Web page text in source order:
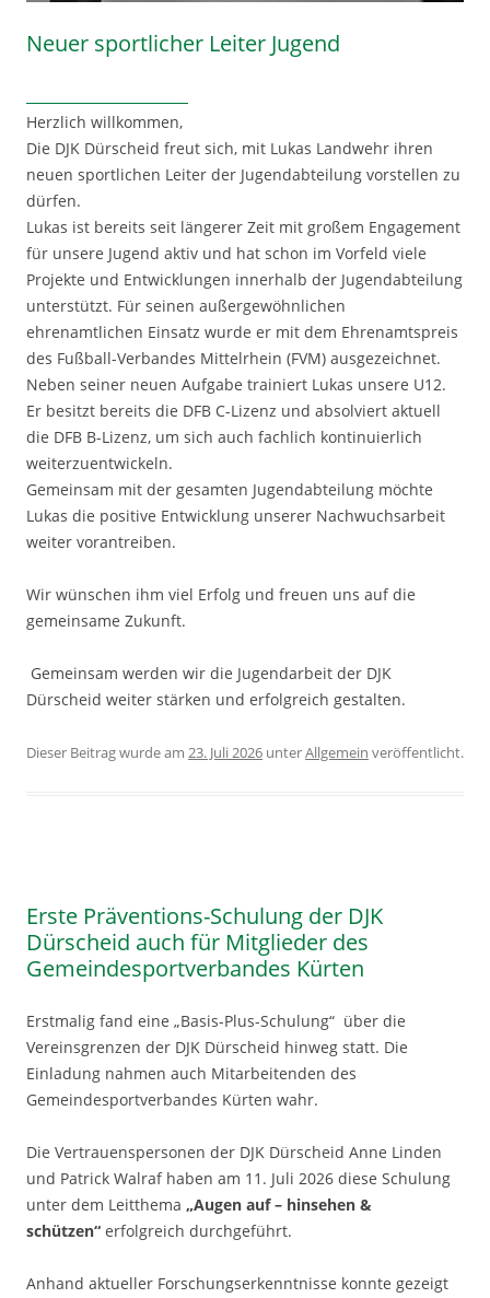
Neuer sportlicher Leiter Jugend
Herzlich willkommen,
Die DJK Dürscheid freut sich, mit Lukas Landwehr ihren
neuen sportlichen Leiter der Jugendabteilung vorstellen zu
dürfen.
Lukas ist bereits seit längerer Zeit mit großem Engagement
für unsere Jugend aktiv und hat schon im Vorfeld viele
Projekte und Entwicklungen innerhalb der Jugendabteilung
unterstützt. Für seinen außergewöhnlichen
ehrenamtlichen Einsatz wurde er mit dem Ehrenamtspreis
des Fußball-Verbandes Mittelrhein (FVM) ausgezeichnet.
Neben seiner neuen Aufgabe trainiert Lukas unsere U12.
Er besitzt bereits die DFB C-Lizenz und absolviert aktuell
die DFB B-Lizenz, um sich auch fachlich kontinuierlich
weiterzuentwickeln.
Gemeinsam mit der gesamten Jugendabteilung möchte
Lukas die positive Entwicklung unserer Nachwuchsarbeit
weiter vorantreiben.
Wir wünschen ihm viel Erfolg und freuen uns auf die
gemeinsame Zukunft.
Gemeinsam werden wir die Jugendarbeit der DJK
Dürscheid weiter stärken und erfolgreich gestalten.
Dieser Beitrag wurde am 23. Juli 2026 unterAllgemein veröffentlicht.
Erste Präventions-Schulung der DJK
Dürscheid auch für Mitglieder des
Gemeindesportverbandes Kürten
Erstmalig fand eine „Basis-Plus-Schulung“ über die
Vereinsgrenzen der DJK Dürscheid hinweg statt. Die
Einladung nahmen auch Mitarbeitenden des
Gemeindesportverbandes Kürten wahr.
Die Vertrauenspersonen der DJK Dürscheid Anne Linden
und Patrick Walraf haben am 11. Juli 2026 diese Schulung
unter dem Leitthema „Augen auf – hinsehen &
schützen“ erfolgreich durchgeführt.
Anhand aktueller Forschungserkenntnisse konnte gezeigt